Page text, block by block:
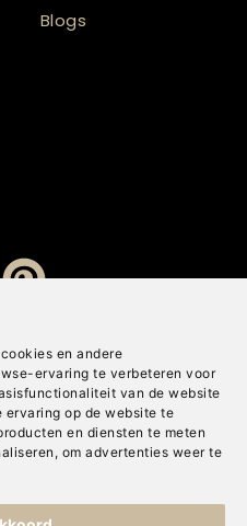
en andere
ervaring te verbeteren voor
van de website
ervaring op de website te
en diensten te meten
, om advertenties weer te
Blogs